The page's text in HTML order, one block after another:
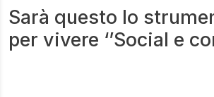
Sarà questo lo
per vivere ‘’Social e